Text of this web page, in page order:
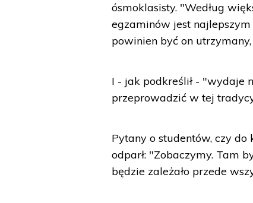
ósmoklasisty. "Według
egzaminów jest
powinien być on
I - jak podkreślił - "wydaje
przeprowadzić w tej
Pytany o studentów, czy
odparł: "Zobaczymy. Tam
będzie zależało przede